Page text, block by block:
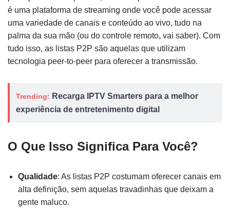
é uma plataforma de streaming onde você pode acessar
uma variedade de canais e conteúdo ao vivo, tudo na
palma da sua mão (ou do controle remoto, vai saber). Com
tudo isso, as listas P2P são aquelas que utilizam
tecnologia peer-to-peer para oferecer a transmissão.
Trending: Recarga IPTV Smarters para a melhor
experiência de entretenimento digital
O Que Isso Significa Para Você?
Qualidade: As listas P2P costumam oferecer canais em
alta definição, sem aquelas travadinhas que deixam a
gente maluco.